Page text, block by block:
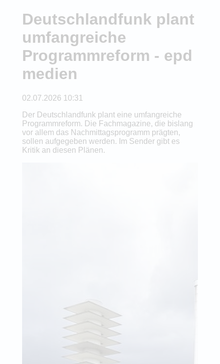
Deutschlandfunk plant
umfangreiche
Programmreform - epd
medien
02.07.2026 10:31
Der Deutschlandfunk plant eine umfangreiche
Programmreform. Die Fachmagazine, die bislang
vor allem das Nachmittagsprogramm prägten,
sollen aufgegeben werden. Im Sender gibt es
Kritik an diesen Plänen.